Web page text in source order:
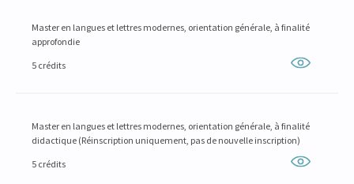
Master en langues et lettres modernes, orientation générale, à finalité
approfondie
5 crédits
Master en langues et lettres modernes, orientation générale, à finalité
didactique (Réinscription uniquement, pas de nouvelle inscription)
5 crédits